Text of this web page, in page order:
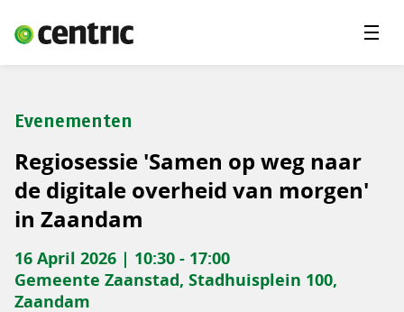
Oplossingen
Contact
Careers
Insights
Evenementen
Regiosessie 'Samen op weg naar
de digitale overheid van morgen'
in Zaandam
16 April 2026 | 10:30 - 17:00
Gemeente Zaanstad, Stadhuisplein 100,
Zaandam